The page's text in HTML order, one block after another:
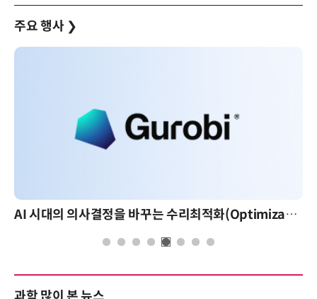
주요 행사 ❯
AI 시대의 의사결정을 바꾸는 수리최적화(Optimization): 실제 산업 적용 사례와 활용 전략